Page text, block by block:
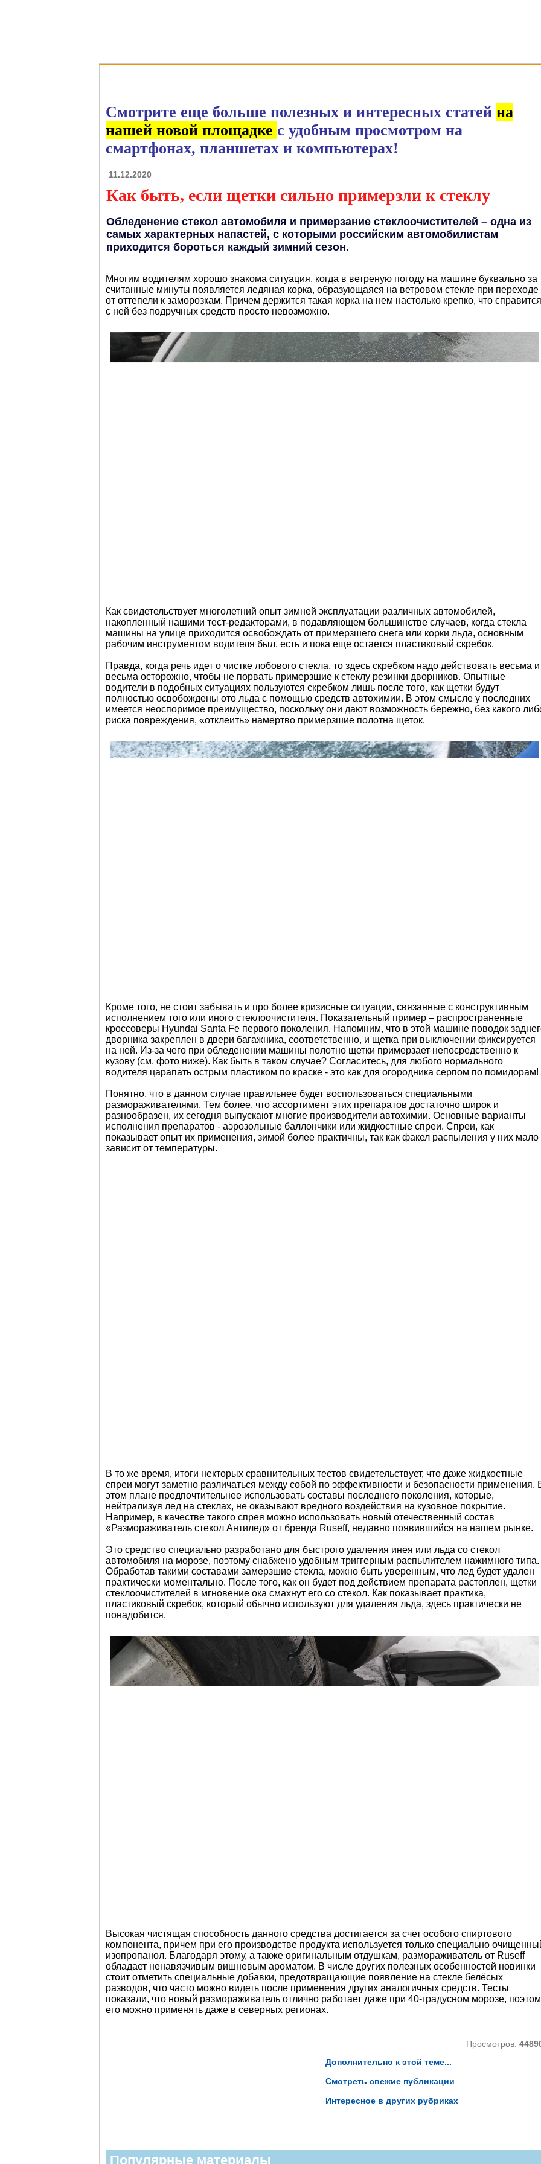
Смотрите еще больше полезных и интересных статей на
нашей новой площадке с удобным просмотром на
смартфонах, планшетах и компьютерах!
11.12.2020
Как быть, если щетки сильно примерзли к стеклу
Обледенение стекол автомобиля и примерзание стеклоочистителей – одна из
самых характерных напастей, с которыми российским автомобилистам
приходится бороться каждый зимний сезон.
Многим водителям хорошо знакома ситуация, когда в ветреную погоду на машине буквально за
считанные минуты появляется ледяная корка, образующаяся на ветровом стекле при переходе
от оттепели к заморозкам. Причем держится такая корка на нем настолько крепко, что справится
с ней без подручных средств просто невозможно.
Как свидетельствует многолетний опыт зимней эксплуатации различных автомобилей,
накопленный нашими тест-редакторами, в подавляющем большинстве случаев, когда стекла
машины на улице приходится освобождать от примерзшего снега или корки льда, основным
рабочим инструментом водителя был, есть и пока еще остается пластиковый скребок.
Правда, когда речь идет о чистке лобового стекла, то здесь скребком надо действовать весьма и
весьма осторожно, чтобы не порвать примерзшие к стеклу резинки дворников. Опытные
водители в подобных ситуациях пользуются скребком лишь после того, как щетки будут
полностью освобождены ото льда с помощью средств автохимии. В этом смысле у последних
имеется неоспоримое преимущество, поскольку они дают возможность бережно, без какого
риска повреждения, «отклеить» намертво примерзшие полотна щеток.
Кроме того, не стоит забывать и про более кризисные ситуации, связанные с конструктивным
исполнением того или иного стеклоочистителя. Показательный пример – распространенные
кроссоверы Hyundai Santa Fe первого поколения. Напомним, что в этой машине поводок
дворника закреплен в двери багажника, соответственно, и щетка при выключении фиксируется
на ней. Из-за чего при обледенении машины полотно щетки примерзает непосредственно к
кузову (см. фото ниже). Как быть в таком случае? Согласитесь, для любого нормального
водителя царапать острым пластиком по краске - это как для огородника серпом по помидорам!
Понятно, что в данном случае правильнее будет воспользоваться специальными
размораживателями. Тем более, что ассортимент этих препаратов достаточно широк и
разнообразен, их сегодня выпускают многие производители автохимии. Основные варианты
исполнения препаратов - аэрозольные баллончики или жидкостные спреи. Спреи, как
показывает опыт их применения, зимой более практичны, так как факел распыления у них мало
зависит от температуры.
В то же время, итоги некторых сравнительных тестов свидетельствует, что даже жидкостные
спреи могут заметно различаться между собой по эффективности и безопасности применения.
этом плане предпочтительнее использовать составы последнего поколения, которые,
нейтрализуя лед на стеклах, не оказывают вредного воздействия на кузовное покрытие.
Например, в качестве такого спрея можно использовать новый отечественный состав
«Размораживатель стекол Антилед» от бренда Ruseff, недавно появившийся на нашем рынке.
Это средство специально разработано для быстрого удаления инея или льда со стекол
автомобиля на морозе, поэтому снабжено удобным триггерным распылителем нажимного типа.
Обработав такими составами замерзшие стекла, можно быть уверенным, что лед будет удален
практически моментально. После того, как он будет под действием препарата растоплен, щетки
стеклоочистителей в мгновение ока смахнут его со стекол. Как показывает практика,
пластиковый скребок, который обычно используют для удаления льда, здесь практически не
понадобится.
Высокая чистящая способность данного средства достигается за счет особого спиртового
компонента, причем при его производстве продукта используется только специально
изопропанол. Благодаря этому, а также оригинальным отдушкам, размораживатель от Ruseff
обладает ненавязчивым вишневым ароматом. В числе других полезных особенностей новинки
стоит отметить специальные добавки, предотвращающие появление на стекле белёсых
разводов, что часто можно видеть после применения других аналогичных средств. Тесты
показали, что новый размораживатель отлично работает даже при 40-градусном морозе,
его можно применять даже в северных регионах.
Просмотров:
Дополнительно к этой теме...
Смотреть свежие публикации
Интересное в других рубриках
Популярные материалы